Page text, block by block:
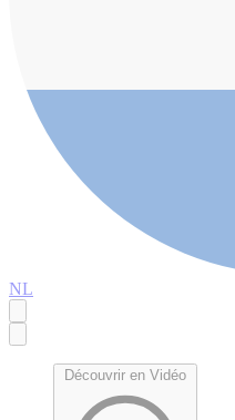
NL
Découvrir en Vidéo